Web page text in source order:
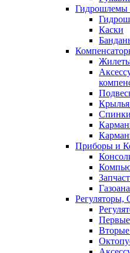
Каски
Крылья
Приборы и
Вторые